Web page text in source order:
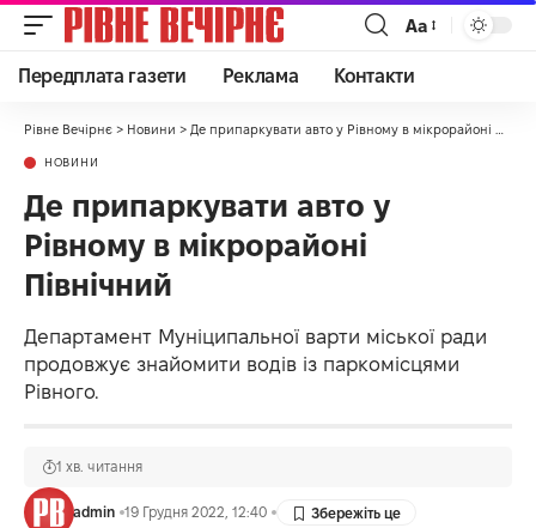
Аа
Передплата газети Реклама Контакти
Рівне Вечірнє > Новини > Де припаркувати авто у Рівному в мікрорайоні Північний
НОВИНИ
Де припаркувати авто у
Рівному в мікрорайоні
Північний
Департамент Муніципальної варти міської ради
продовжує знайомити водів із паркомісцями
Рівного.
admin 19 Грудня 2022, 12:40
1 хв. читання